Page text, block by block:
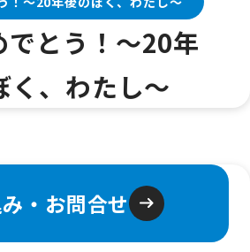
でとう！～20年
く、わたし～
・お問合せ